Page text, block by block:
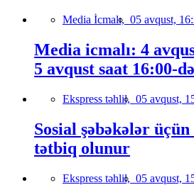
Media İcmalı, 05 avqust,
Media icmalı: 4
5 avqust saat 16:00-
Ekspress təhlil, 05 avqust,
Sosial şəbəkələr
tətbiq olunur
Ekspress təhlil, 05 avqust,